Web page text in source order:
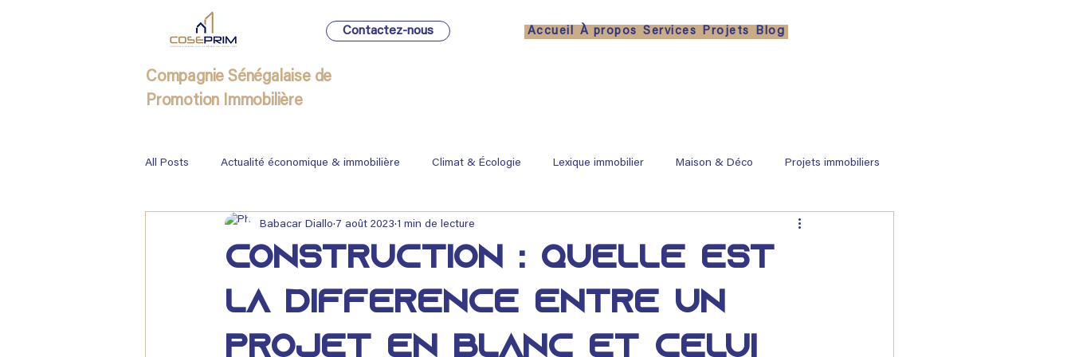
Compagnie Sénégalaise de
Promotion Immobilière
Contactez-nous Accueil À propos Services Projets Blog
All Posts Actualité économique & immobilière Climat & Écologie Lexique immobilier Maison & Déco Projets immobiliers
Immobilier
Construction : Quelle est
la différence entre un
projet en blanc et celui
Babacar Diallo 7 août 2023 1 min de lecture